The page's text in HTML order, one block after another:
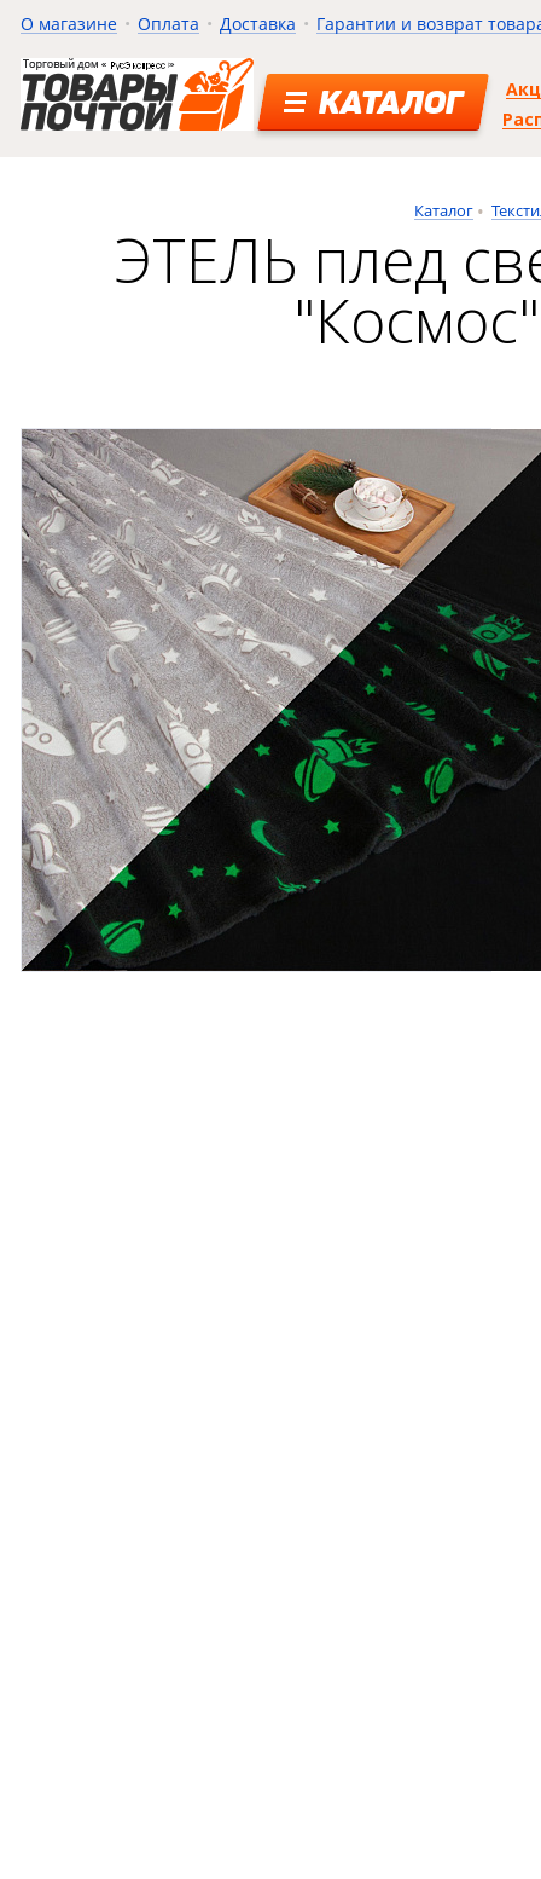
О магазине Оплата Доставка Гарантии и возврат
КАТАЛОГ
Каталог
ЭТЕЛЬ плед